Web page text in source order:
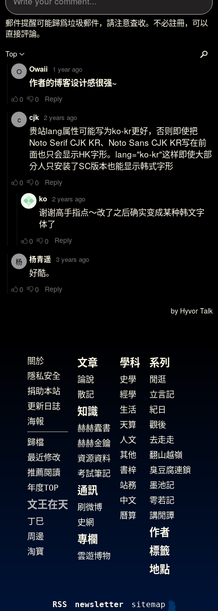
關於
隱私安全
捐助本站
更新日誌
海報
歸檔
最近修改
推薦閱讀
年度TOP
文王在天
丁巳
周邊
淘寶
文章
論說
散記
知識
赫赫蠹書
赫赫金鑰
資源資料
考試筆記
通訊
刷微博
史網
專欄
雲遊博物
學科
史學
經學
生活
天算
人文
其他
書梓
站務
中文
曆算
系列
閒逛
立言記
紀日
觀後
去走走
翻山越嶺
臭豆腐連鎖
墨池記
雩若記
講閒譚
作者
標籤
地點
RSS newsletter sitemap